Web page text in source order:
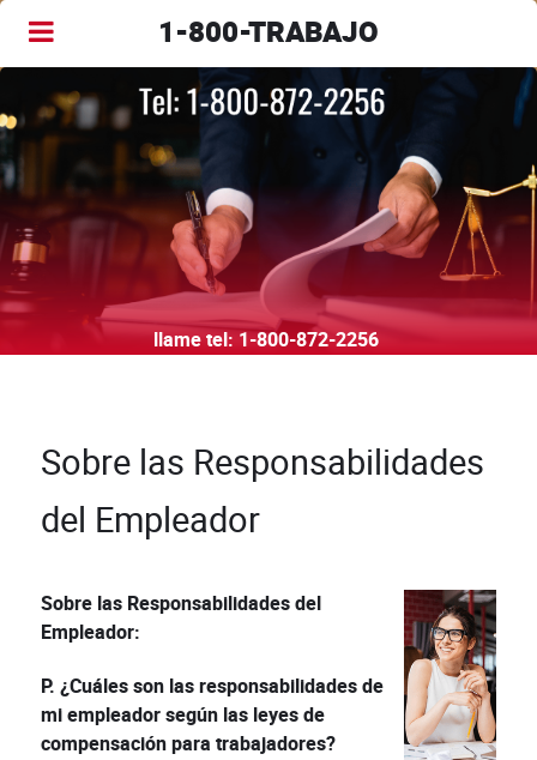
1-800-TRABAJO
llame tel: 1-800-872-2256
Sobre las Responsabilidades
del Empleador
Sobre las Responsabilidades del
Empleador:
P. ¿Cuáles son las responsabilidades de
mi empleador según las leyes de
compensación para trabajadores?